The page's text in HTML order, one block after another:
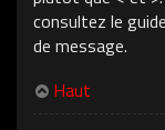
consultez le
de message.
Haut